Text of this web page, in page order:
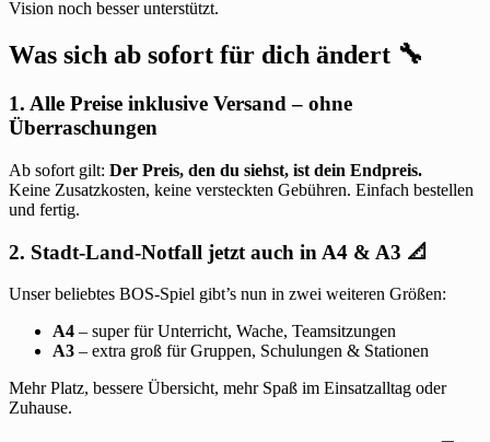
Vision noch besser unterstützt.
Was sich ab sofort für dich ändert 🔧
1. Alle Preise inklusive Versand – ohne
Überraschungen
Ab sofort gilt: Der Preis, den du siehst, ist dein Endpreis.
Keine Zusatzkosten, keine versteckten Gebühren. Einfach bestellen
und fertig.
2. Stadt-Land-Notfall jetzt auch in A4 & A3 📐
Unser beliebtes BOS-Spiel gibt’s nun in zwei weiteren Größen:
A4 – super für Unterricht, Wache, Teamsitzungen
A3 – extra groß für Gruppen, Schulungen & Stationen
Mehr Platz, bessere Übersicht, mehr Spaß im Einsatzalltag oder
Zuhause.